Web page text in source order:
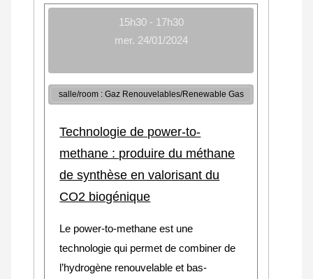
15h30 - 17h30
mer. 24/01/2024
salle/room : Gaz Renouvelables/Renewable Gas
Technologie de power-to-
methane : produire du méthane
de synthèse en valorisant du
CO2 biogénique
Le power-to-methane est une
technologie qui permet de combiner de
l’hydrogène renouvelable et bas-